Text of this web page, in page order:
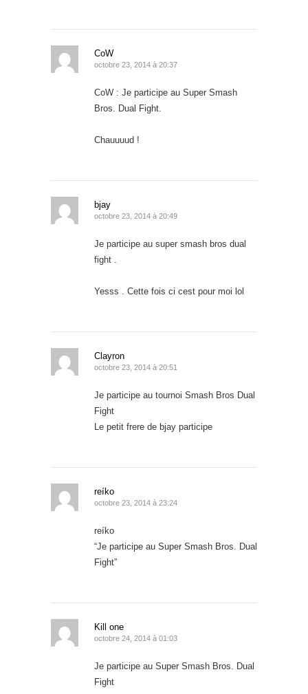
CoW
octobre 23, 2014 à 20:37
CoW : Je participe au Super Smash
Bros. Dual Fight.
Chauuuud !
bjay
octobre 23, 2014 à 20:49
Je participe au super smash bros dual
fight .
Yesss . Cette fois ci cest pour moi lol
Clayron
octobre 23, 2014 à 20:51
Je participe au tournoi Smash Bros Dual
Fight
Le petit frere de bjay participe
reíko
octobre 23, 2014 à 23:24
reíko
“Je participe au Super Smash Bros. Dual
Fight”
Kill one
octobre 24, 2014 à 01:03
Je participe au Super Smash Bros. Dual
Fight